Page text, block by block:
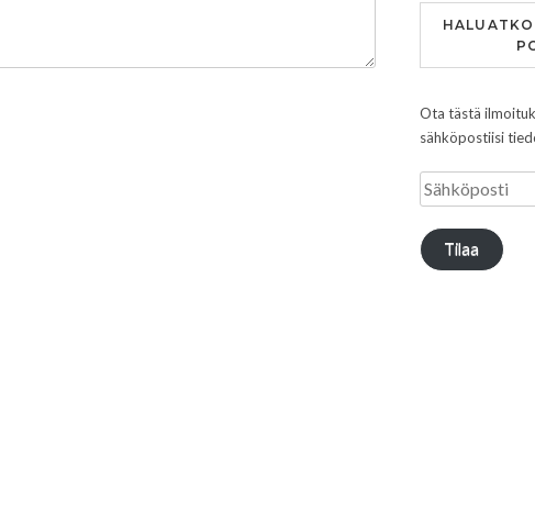
Ota tästä
sähköpostiisi
Tilaa